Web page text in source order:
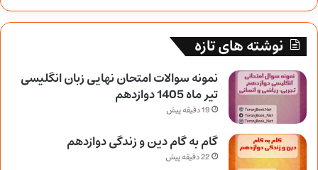
نوشته های تازه
نمونه سوالات امتحان نهایی زبان انگلیسی
تیر ماه 1405 دوازدهم
19 دقیقه پیش
گام به گام دین و زندگی دوازدهم
22 دقیقه پیش